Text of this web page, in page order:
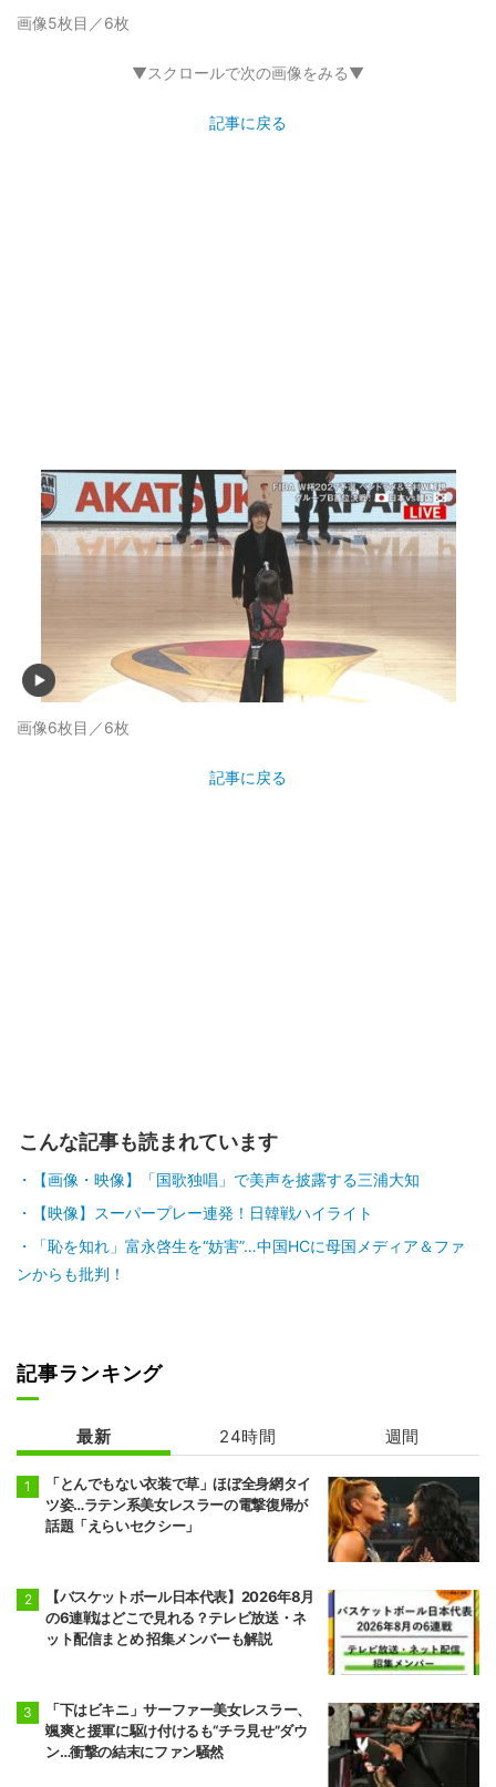
画像5枚目／6枚
▼スクロールで次の画像をみる▼
記事に戻る
画像6枚目／6枚
記事に戻る
こんな記事も読まれています
【画像・映像】「国歌独唱」で美声を披露する三浦大知
【映像】スーパープレー連発！日韓戦ハイライト
「恥を知れ」富永啓生を“妨害”…中国HCに母国メディア＆ファ
ンからも批判！
記事ランキング
最新 24時間 週間
「とんでもない衣装で草」ほぼ全身網タイ
ツ姿…ラテン系美女レスラーの電撃復帰が
話題「えらいセクシー」
【バスケットボール日本代表】2026年8月
の6連戦はどこで見れる？テレビ放送・ネ
ット配信まとめ 招集メンバーも解説
「下はビキニ」サーファー美女レスラー、
颯爽と援軍に駆け付けるも“チラ見せ”ダウ
ン…衝撃の結末にファン騒然